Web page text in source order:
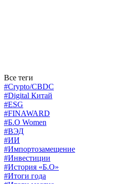
Все теги
#Crypto/CBDC
#Digital Китай
#ESG
#FINAWARD
#Б.О Women
#ВЭД
#ИИ
#Импортозамещение
#Инвестиции
#История «Б.О»
#Итоги года